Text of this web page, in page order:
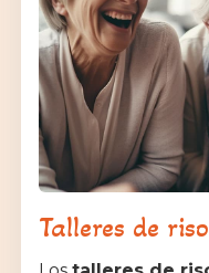
Talleres de